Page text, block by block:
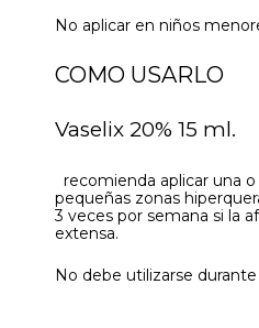
No aplicar en niños
COMO USARLO
Vaselix 20% 15 ml.
recomienda aplicar una
pequeñas zonas
3 veces por semana si la
extensa.
No debe utilizarse